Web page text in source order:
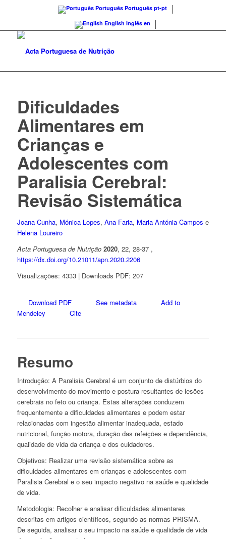
Português Português pt-pt
English Inglês en
Dificuldades
Alimentares em
Crianças e
Adolescentes com
Paralisia Cerebral:
Revisão Sistemática
Joana Cunha, Mónica Lopes, Ana Faria, Maria Antónia Campos e
Helena Loureiro
Acta Portuguesa de Nutrição 2020, 22, 28-37 ,
https://dx.doi.org/10.21011/apn.2020.2206
Visualizações: 4333 | Downloads PDF: 207
Download PDF See metadata
Add to
Mendeley
Cite
Resumo
Introdução: A Paralisia Cerebral é um conjunto de distúrbios do
desenvolvimento do movimento e postura resultantes de lesões
cerebrais no feto ou criança. Estas alterações conduzem
frequentemente a dificuldades alimentares e podem estar
relacionadas com ingestão alimentar inadequada, estado
nutricional, função motora, duração das refeições e dependência,
qualidade de vida da criança e dos cuidadores.
Objetivos: Realizar uma revisão sistemática sobre as
dificuldades alimentares em crianças e adolescentes com
Paralisia Cerebral e o seu impacto negativo na saúde e qualidade
de vida.
Metodologia: Recolher e analisar dificuldades alimentares
descritas em artigos científicos, segundo as normas PRISMA.
De seguida, analisar o seu impacto na saúde e qualidade de vida